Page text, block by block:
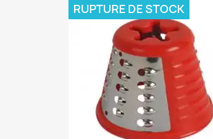
RUPTURE DE STOCK